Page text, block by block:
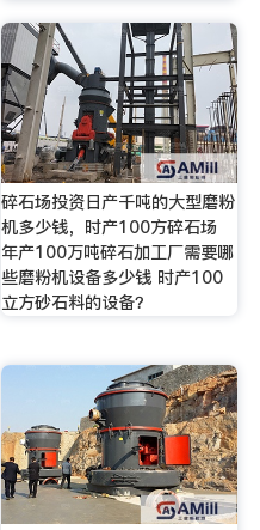
碎石场投资日产千吨的大型磨粉
机多少钱，时产100方碎石场
年产100万吨碎石加工厂需要哪
些磨粉机设备多少钱 时产100
立方砂石料的设备？